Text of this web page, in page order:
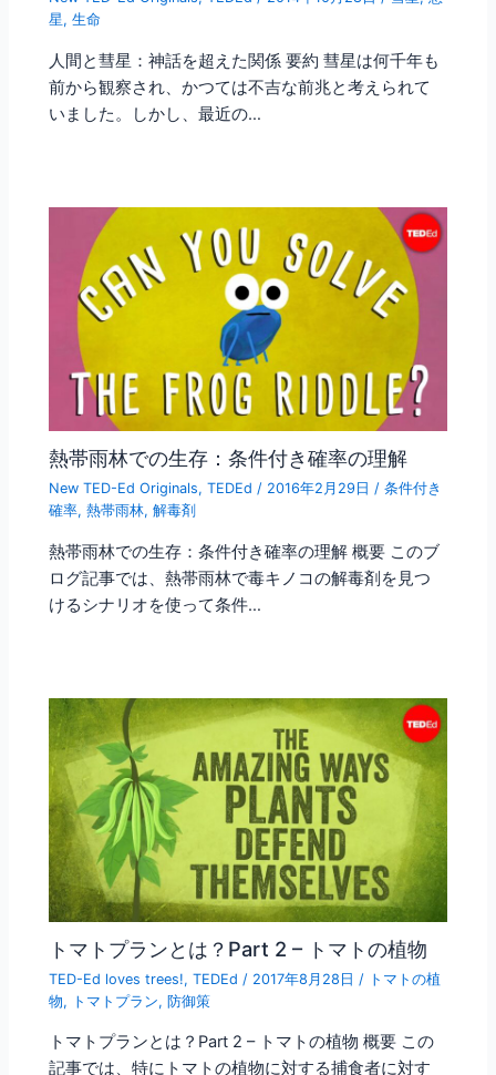
星,生命
人間と彗星：神話を超えた関係 要約 彗星は何千年も
前から観察され、かつては不吉な前兆と考えられて
いました。しかし、最近の…
熱帯雨林での生存：条件付き確率の理解
New TED-Ed Originals,TEDEd / 2016年2月29日/条件付き
確率,熱帯雨林,解毒剤
熱帯雨林での生存：条件付き確率の理解 概要 このブ
ログ記事では、熱帯雨林で毒キノコの解毒剤を見つ
けるシナリオを使って条件…
トマトプランとは？Part 2 – トマトの植物
TED-Ed loves trees!,TEDEd / 2017年8月28日 / トマトの植
物, トマトプラン, 防御策
トマトプランとは？Part 2 – トマトの植物 概要 この
記事では、特にトマトの植物に対する捕食者に対す